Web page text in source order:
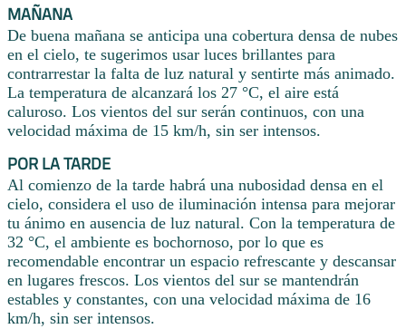
MAÑANA
De buena mañana se anticipa una cobertura densa de nubes
en el cielo, te sugerimos usar luces brillantes para
contrarrestar la falta de luz natural y sentirte más animado.
La temperatura de alcanzará los 27 °C, el aire está
caluroso. Los vientos del sur serán continuos, con una
velocidad máxima de 15 km/h, sin ser intensos.
POR LA TARDE
Al comienzo de la tarde habrá una nubosidad densa en el
cielo, considera el uso de iluminación intensa para mejorar
tu ánimo en ausencia de luz natural. Con la temperatura de
32 °C, el ambiente es bochornoso, por lo que es
recomendable encontrar un espacio refrescante y descansar
en lugares frescos. Los vientos del sur se mantendrán
estables y constantes, con una velocidad máxima de 16
km/h, sin ser intensos.